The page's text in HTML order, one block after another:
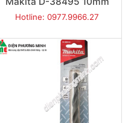
Hotline: 0977.9966.27